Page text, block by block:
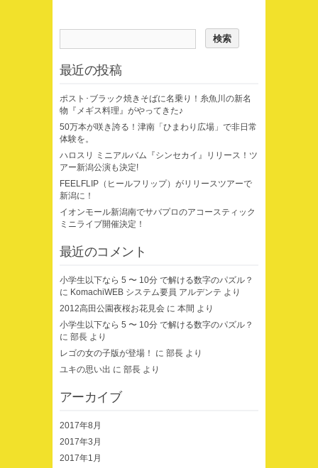
最近の投稿
ポスト･ブラック焼きそばに名乗り！糸魚川の新名
物『メギス料理』がやってきた♪
50万本が咲き誇る！津南「ひまわり広場」で非日常
体験を。
ハロスリ ミニアルバム『シンセカイ』リリース！ツ
アー新潟公演も決定!
FEELFLIP（ヒールフリップ）がリリースツアーで
新潟に！
イオンモール新潟南でサバプロのアコースティック
ミニライブ開催決定！
最近のコメント
小学生以下なら 5 〜 10分 で解ける数字のパズル？
に KomachiWEB システム要員 アルデンテ より
2012高田公園夜桜お花見会 に 本間 より
小学生以下なら 5 〜 10分 で解ける数字のパズル？
に 部長 より
レゴの女の子版が登場！
に 部長 より
ユキの思い出 に 部長 より
アーカイブ
2017年8月
2017年3月
2017年1月